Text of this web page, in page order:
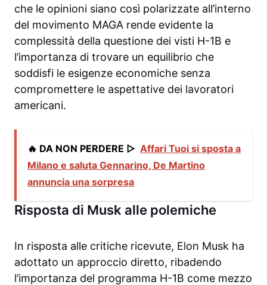
che le opinioni siano così polarizzate all’interno
del movimento MAGA rende evidente la
complessità della questione dei visti H-1B e
l’importanza di trovare un equilibrio che
soddisfi le esigenze economiche senza
compromettere le aspettative dei lavoratori
americani.
🔥 DA NON PERDERE ▷ Affari Tuoi si sposta a
Milano e saluta Gennarino, De Martino
annuncia una sorpresa
Risposta di Musk alle polemiche
In risposta alle critiche ricevute, Elon Musk ha
adottato un approccio diretto, ribadendo
l’importanza del programma H-1B come mezzo